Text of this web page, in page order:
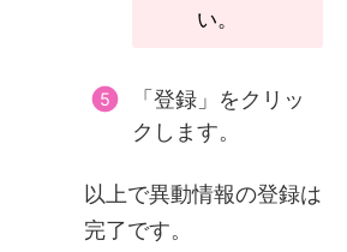
い。
「登録」をクリッ
クします。
以上で異動情報の登録は
完了です。